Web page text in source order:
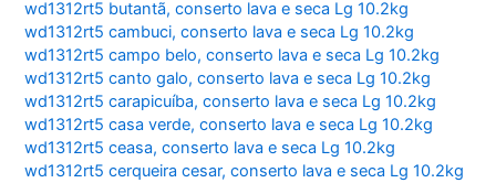
wd1312rt5 butantã,conserto lava e seca Lg 10.2kg
wd1312rt5 cambuci,conserto lava e seca Lg 10.2kg
wd1312rt5 campo belo,conserto lava e seca Lg 10.2kg
wd1312rt5 canto galo,conserto lava e seca Lg 10.2kg
wd1312rt5 carapicuíba,conserto lava e seca Lg 10.2kg
wd1312rt5 casa verde,conserto lava e seca Lg 10.2kg
wd1312rt5 ceasa,conserto lava e seca Lg 10.2kg
wd1312rt5 cerqueira cesar,conserto lava e seca Lg 10.2kg